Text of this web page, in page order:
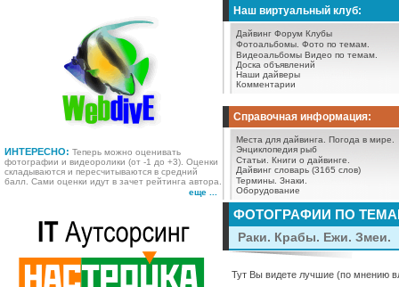
ИНТЕРЕСНО: Теперь можно оценивать
фотографии и видеоролики (от -1 до +3). Оценки
складываются и пересчитываются в средний
балл. Сами оценки идут в зачет рейтинга автора.
еще ...
Наш виртуальный клуб:
Дайвинг Форум Клубы
Фотоальбомы. Фото по темам.
Видеоальбомы Видео по темам.
Доска объявлений
Наши дайверы
Комментарии
Справочная информация:
Места для дайвинга.
Погода в мире.
Энциклопедия рыб
Статьи.
Книги о дайвинге.
Дайвинг словарь (3165 слов)
Термины. Знаки.
Оборудование
ФОТОГРАФИИ ПО
Раки. Крабы. Ежи. Змеи.
Тут Вы видете лучшие (по мнению